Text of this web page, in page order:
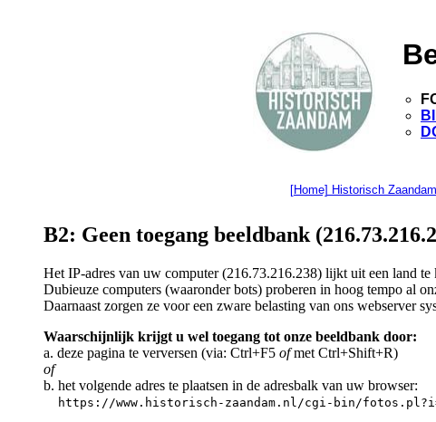
[Home] Historisch Zaandam
B2: Geen toegang beeldbank
Het IP-adres van uw computer (216.73.216.238) lijkt uit een land
Dubieuze computers (waaronder bots) proberen in hoog tempo al
Daarnaast zorgen ze voor een zware belasting van ons webserver
Waarschijnlijk krijgt u wel toegang tot onze beeldbank door:
a. deze pagina te verversen (via: Ctrl+F5 ofmet Ctrl+Shift+R)
of
b. het volgende adres te plaatsen in de adresbalk van uw browser:
https://www.historisch-zaandam.nl/cgi-bin/